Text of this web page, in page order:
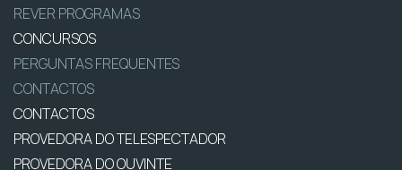
REVER PROGRAMAS
CONCURSOS
PERGUNTAS FREQUENTES
CONTACTOS
CONTACTOS
PROVEDORA DO TELESPECTADOR
PROVEDORA DO OUVINTE